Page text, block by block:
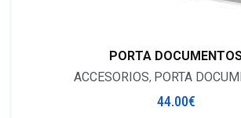
PORTA
ACCESORIOS, PORTA
44.00€